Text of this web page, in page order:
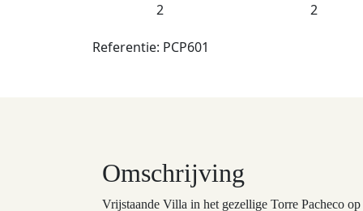
2 2
Referentie: PCP601
Omschrijving
Vrijstaande Villa in het gezellige Torre Pacheco